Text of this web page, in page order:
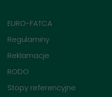
EURO-FATCA
Regulaminy
Reklamacje
RODO
Stopy referencyjne